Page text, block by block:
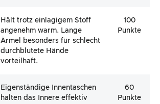
Hält trotz einlagigem Stoff
angenehm warm. Lange
Ärmel besonders für schlecht
durchblutete Hände
vorteilhaft.
100
Punkte
Eigenständige Innentaschen
halten das Innere effektiv
60
Punkte